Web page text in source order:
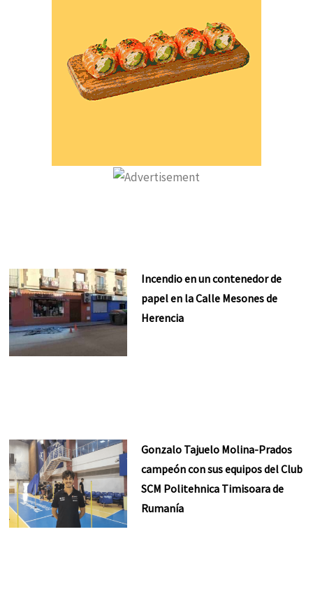
Incendio en un contenedor de
papel en la Calle Mesones de
Herencia
Gonzalo Tajuelo Molina-Prados
campeón con sus equipos del Club
SCM Politehnica Timisoara de
Rumanía